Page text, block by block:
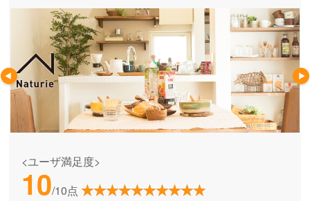
<ユーザ満足度>
10/10点